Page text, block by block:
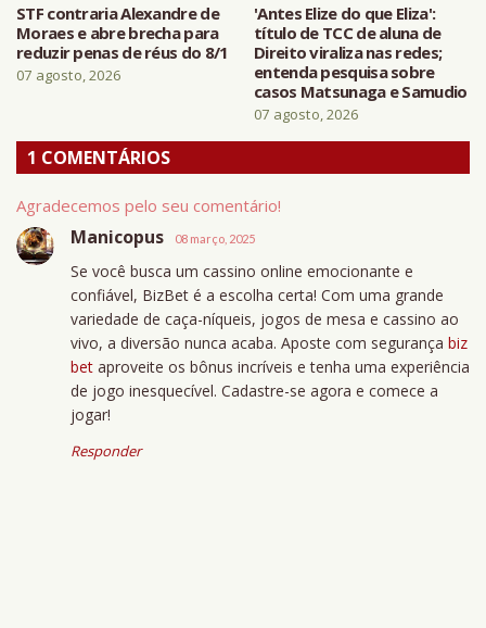
STF contraria Alexandre de
Moraes e abre brecha para
reduzir penas de réus do 8/1
07 agosto, 2026
'Antes Elize do que Eliza':
título de TCC de aluna de
Direito viraliza nas redes;
entenda pesquisa sobre
casos Matsunaga e Samudio
07 agosto, 2026
1 COMENTÁRIOS
Agradecemos pelo seu comentário!
Manicopus 08 março, 2025
Se você busca um cassino online emocionante e
confiável, BizBet é a escolha certa! Com uma grande
variedade de caça-níqueis, jogos de mesa e cassino ao
vivo, a diversão nunca acaba. Aposte com segurança biz
bet aproveite os bônus incríveis e tenha uma experiência
de jogo inesquecível. Cadastre-se agora e comece a
jogar!
Responder